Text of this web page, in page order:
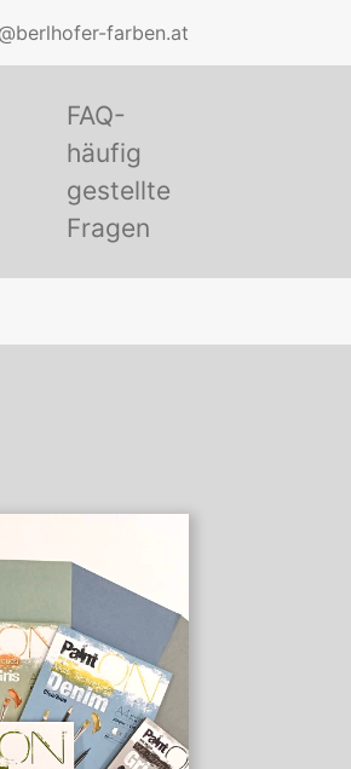
farben.at
FAQ-
häufig
gestellte
Fragen